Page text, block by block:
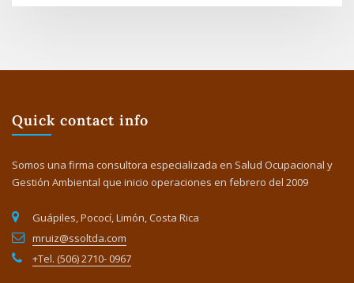
Quick contact info
Somos una firma consultora especializada en Salud Ocupacional y
Gestión Ambiental que inicio operaciones en febrero del 2009
Guápiles, Pococí, Limón, Costa Rica
mruiz@ssoltda.com
+Tel. (506) 2710- 0967